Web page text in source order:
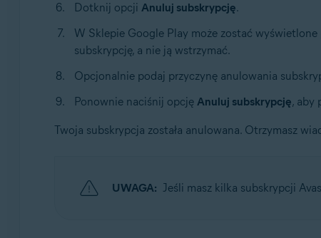
Dotknij opcji Anuluj subskrypcję.
W Sklepie Google Play może zostać
subskrypcję, a nie ją wstrzymać.
Opcjonalnie podaj przyczynę anulowania
Ponownie naciśnij opcję Anuluj subskrypcję, aby
Twoja subskrypcja została anulowana. Otrzymasz
UWAGA: Jeśli masz kilka subskrypcji